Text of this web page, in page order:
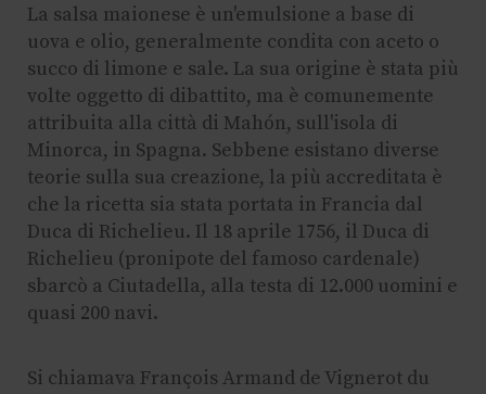
La salsa maionese è un'emulsione a base di
uova e olio, generalmente condita con aceto o
succo di limone e sale. La sua origine è stata più
volte oggetto di dibattito, ma è comunemente
attribuita alla città di Mahón, sull'isola di
Minorca, in Spagna. Sebbene esistano diverse
teorie sulla sua creazione, la più accreditata è
che la ricetta sia stata portata in Francia dal
Duca di Richelieu. Il 18 aprile 1756, il Duca di
Richelieu (pronipote del famoso cardenale)
sbarcò a Ciutadella, alla testa di 12.000 uomini e
quasi 200 navi.
Si chiamava François Armand de Vignerot du